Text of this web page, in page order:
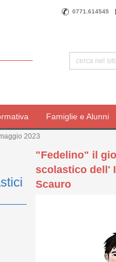
0771.614545
Famiglie e Alunni
2023
"Fedelino" il
scolastico dell'
Scauro